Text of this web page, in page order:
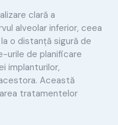
clară a
alveolar inferior, ceea
o distanță sigură de
urile de planificare
implanturilor,
Această
tratamentelor